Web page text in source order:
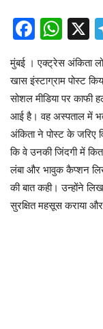
X
मुंबई । एक्ट्रेस अंकिता
खास इंस्टाग्राम पोस्ट
सोशल मीडिया पर
आई है। वह अस्पताल में
अंकिता ने पोस्ट के जरिए
कि वे उनकी जिंदगी में
लंबा और भावुक कैप्शन
की बात कही। उन्होंने
सुरक्षित महसूस कराया